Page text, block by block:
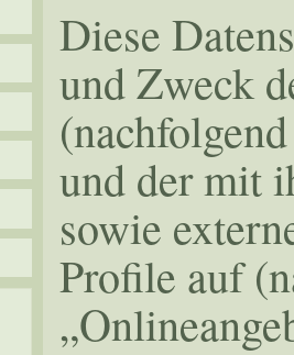
Diese
und Zweck
und der mit
sowie
Profile auf